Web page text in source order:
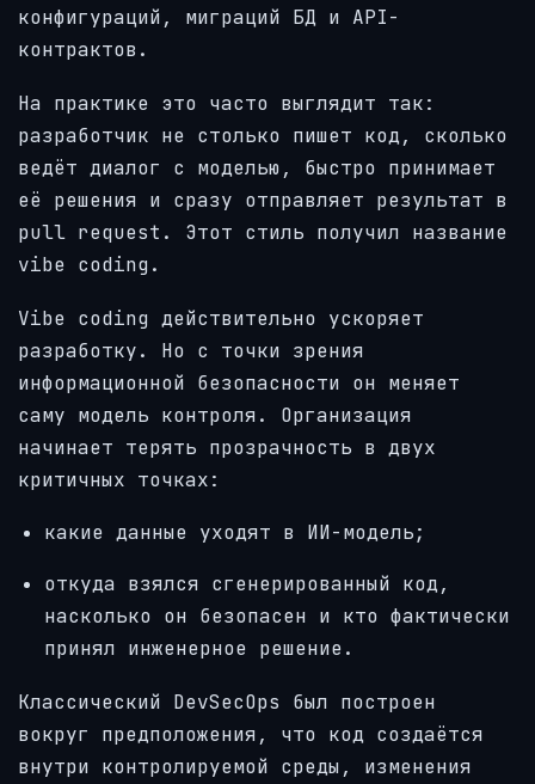
конфигураций, миграций БД и API-
контрактов.
На практике это часто выглядит так:
разработчик не столько пишет код, сколько
ведёт диалог с моделью, быстро принимает
её решения и сразу отправляет результат в
pull request. Этот стиль получил название
vibe coding.
Vibe coding действительно ускоряет
разработку. Но с точки зрения
информационной безопасности он меняет
саму модель контроля. Организация
начинает терять прозрачность в двух
критичных точках:
какие данные уходят в ИИ-модель;
откуда взялся сгенерированный код,
насколько он безопасен и кто фактически
принял инженерное решение.
Классический DevSecOps был построен
вокруг предположения, что код создаётся
внутри контролируемой среды, изменения